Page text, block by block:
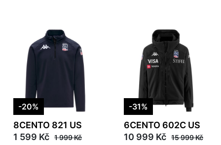
-20%
8CENTO 821 US
1 599 Kč 1 999 Kč
-31%
6CENTO 602C US
10 999 Kč 15 999 Kč